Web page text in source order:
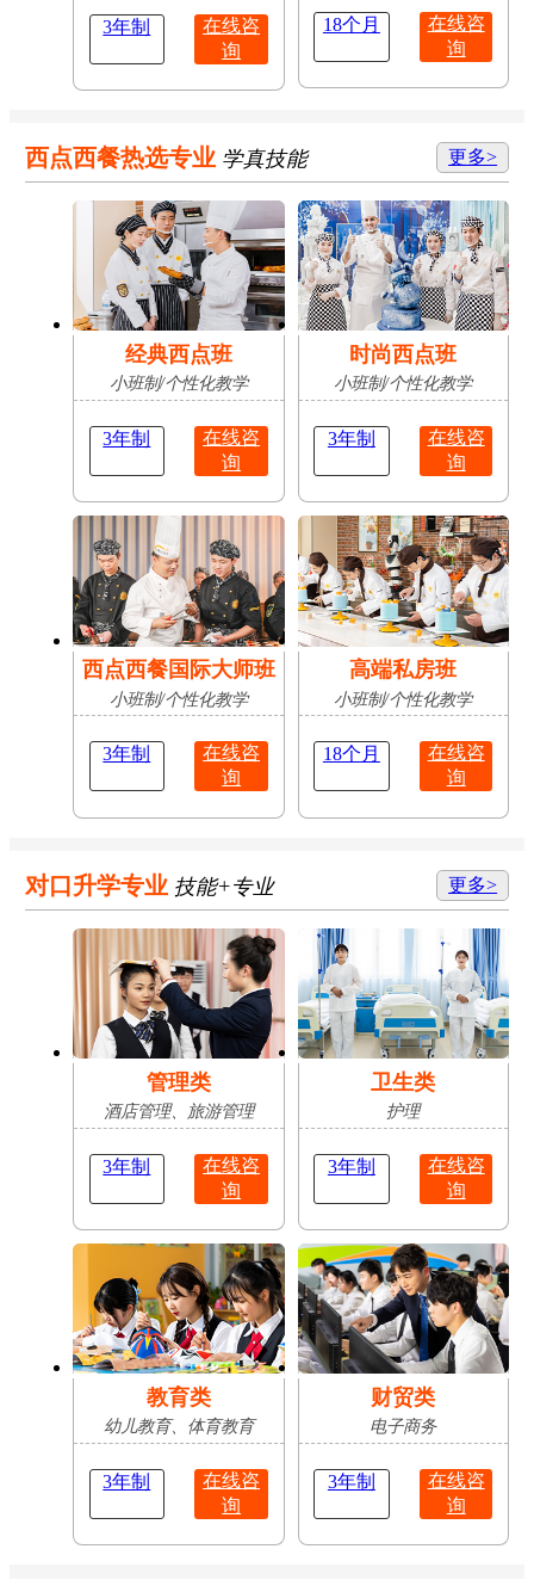
3年制
在线咨
询
18个月
在线咨
询
西点西餐热选专业 学真技能 更多>
经典西点班
小班制/个性化教学
3年制
在线咨
询
时尚西点班
小班制/个性化教学
3年制
在线咨
询
西点西餐国际大师班
小班制/个性化教学
3年制
在线咨
询
高端私房班
小班制/个性化教学
18个月
在线咨
询
对口升学专业 技能+专业 更多>
管理类
酒店管理、旅游管理
3年制
在线咨
询
卫生类
护理
3年制
在线咨
询
教育类
幼儿教育、体育教育
3年制
在线咨
询
财贸类
电子商务
3年制
在线咨
询